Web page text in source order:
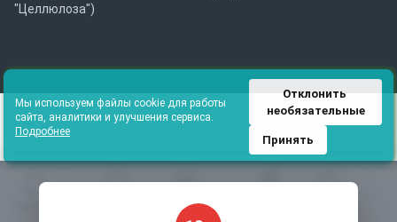
Каталог
"Целлюлоза")
Мы используем файлы cookie для работы
сайта, аналитики и улучшения сервиса.
Подробнее
Отклонить
необязательные
Принять